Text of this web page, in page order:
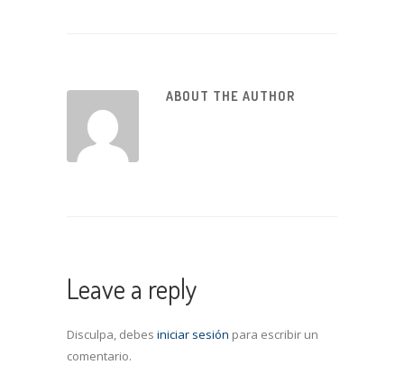
ABOUT THE AUTHOR
Leave a reply
Disculpa, debes iniciar sesión para escribir un
comentario.